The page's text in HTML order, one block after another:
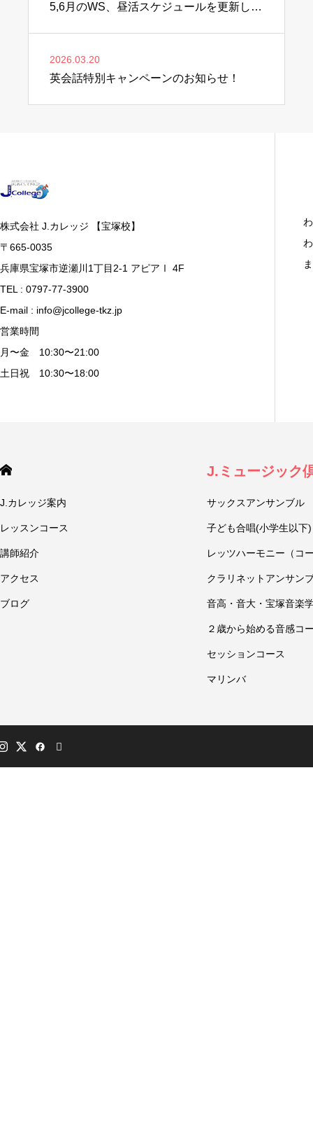
5,6月のWS、昼活スケジュールを更新しました♫
2026.03.20
英会話特別キャンペーンのお知らせ！
株式会社 J.カレッジ 【宝塚校】
〒665-0035
兵庫県宝塚市逆瀬川1丁目2-1 アピアⅠ 4F
TEL : 0797-77-3900
E-mail : info@jcollege-tkz.jp
営業時間
月〜金 10:30〜21:00
土日祝 10:30〜18:00
J.カレッジ案内
レッスンコース
講師紹介
アクセス
ブログ
J.ミュージック
サックスアンサンブル
子ども合唱(小学生以下)
レッツハーモニー（コ
クラリネットアンサン
音高・音大・宝塚音楽
２歳から始める音感コ
セッションコース
マリンバ